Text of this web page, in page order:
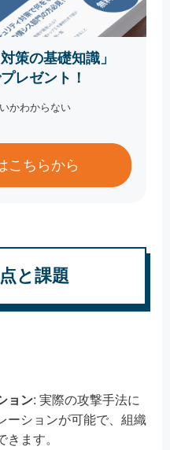
策の基礎知識」
レゼント！
かわからない
こちらから
と課題
ョン: 実際の攻撃手法に
ーションが可能で、組織
ます。